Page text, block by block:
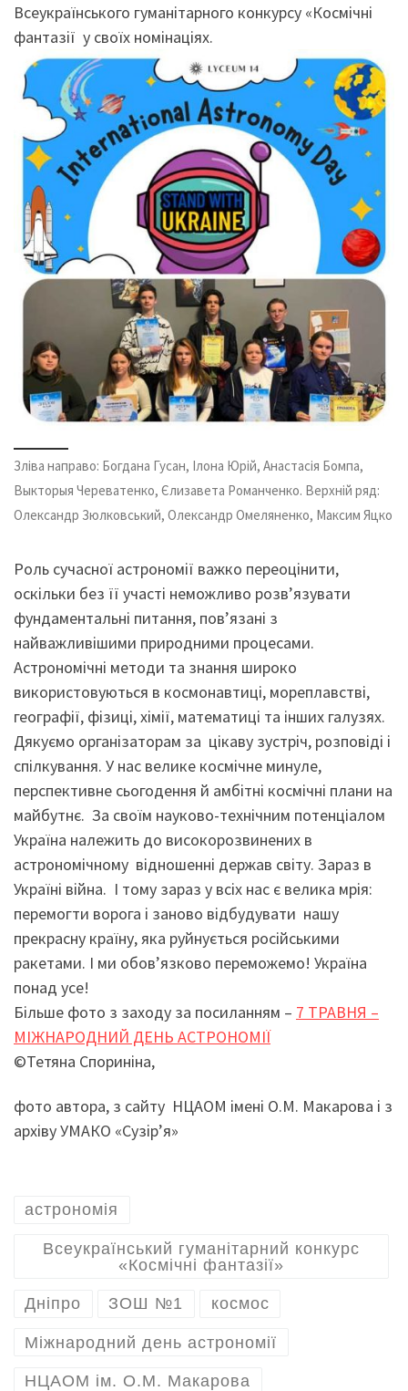
Всеукраїнського гуманітарного конкурсу «Космічні
фантазії у своїх номінаціях.
Зліва направо: Богдана Гусан, Ілона Юрій, Анастасія Бомпа,
Выкторыя Череватенко, Єлизавета Романченко. Верхній ряд:
Олександр Зюлковський, Олександр Омеляненко, Максим Яцко
Роль сучасної астрономії важко переоцінити,
оскільки без її участі неможливо розв’язувати
фундаментальні питання, пов’язані з
найважливішими природними процесами.
Астрономічні методи та знання широко
використовуються в космонавтиці, мореплавстві,
географії, фізиці, хімії, математиці та інших галузях.
Дякуємо організаторам за цікаву зустріч, розповіді і
спілкування. У нас велике космічне минуле,
перспективне сьогодення й амбітні космічні плани на
майбутнє. За своїм науково-технічним потенціалом
Україна належить до високорозвинених в
астрономічному відношенні держав світу. Зараз в
Україні війна. І тому зараз у всіх нас є велика мрія:
перемогти ворога і заново відбудувати нашу
прекрасну країну, яка руйнується російськими
ракетами. І ми обов’язково переможемо! Україна
понад усе!
Більше фото з заходу за посиланням – 7 ТРАВНЯ –
МІЖНАРОДНИЙ ДЕНЬ АСТРОНОМІЇ
©Тетяна Спориніна,
фото автора, з сайту НЦАОМ імені О.М. Макарова і з
архіву УМАКО «Сузiр’я»
астрономія
Всеукраїнський гуманітарний конкурс
«Космічні фантазії»
Дніпро ЗОШ №1 космос
Міжнародний день астрономії
НЦАОМ ім. О.М. Макарова